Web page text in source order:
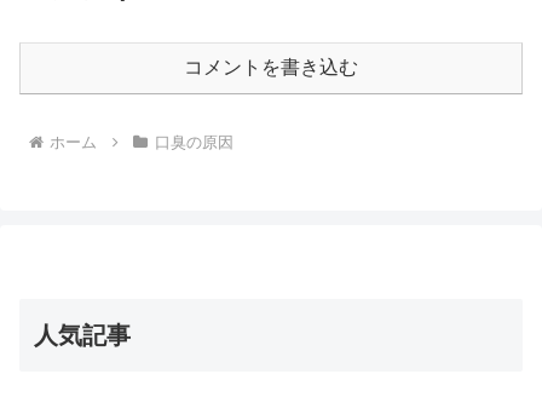
コメントを書き込む
ホーム 口臭の原因
人気記事